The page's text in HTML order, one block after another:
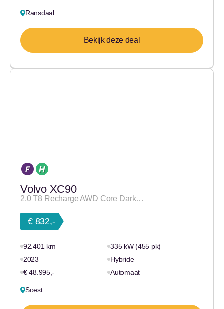
Ransdaal
Bekijk deze deal
Volvo XC90
2.0 T8 Recharge AWD Core Dark…
€ 832,-
92.401 km
335 kW (455 pk)
2023
Hybride
€ 48.995,-
Automaat
Soest